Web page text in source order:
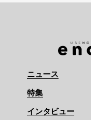
ニュース
特集
インタビュー